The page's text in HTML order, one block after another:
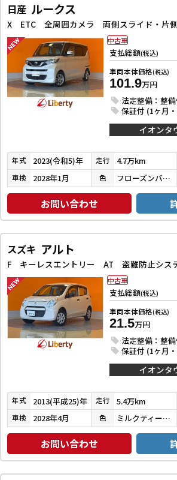
日産 ルークス
支払総額(税込)
車両本体価格(税込)
101.9万円
法定整備：整
保証付 (1ヶ月
中古車
イオンタ
年式 2023(令和5)年 走行 4.7万km
車検 2028年1月 色 フローズンバニラパールメタリック
お問い合わせ
スズキ アルト
支払総額(税込)
車両本体価格(税込)
21.5万円
法定整備：整
保証付 (1ヶ月
中古車
イオンタ
年式 2013(平成25)年 走行 5.4万km
車検 2028年4月 色 ミルクティーベージュメタリック
お問い合わせ